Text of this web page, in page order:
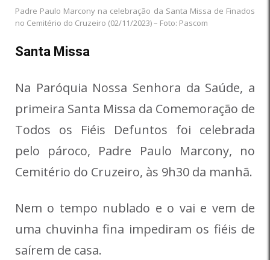
Padre Paulo Marcony na celebração da Santa Missa de Finados
no Cemitério do Cruzeiro (02/11/2023) – Foto: Pascom
Santa Missa
Na Paróquia Nossa Senhora da Saúde, a
primeira Santa Missa da Comemoração de
Todos os Fiéis Defuntos foi celebrada
pelo pároco, Padre Paulo Marcony, no
Cemitério do Cruzeiro, às 9h30 da manhã.
Nem o tempo nublado e o vai e vem de
uma chuvinha fina impediram os fiéis de
saírem de casa.